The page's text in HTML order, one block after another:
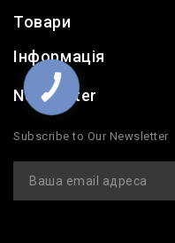
Товари
Інформація
Newsletter
Subscribe to Our Newsletter
КНОПКА
ЗВ'ЯЗКУ